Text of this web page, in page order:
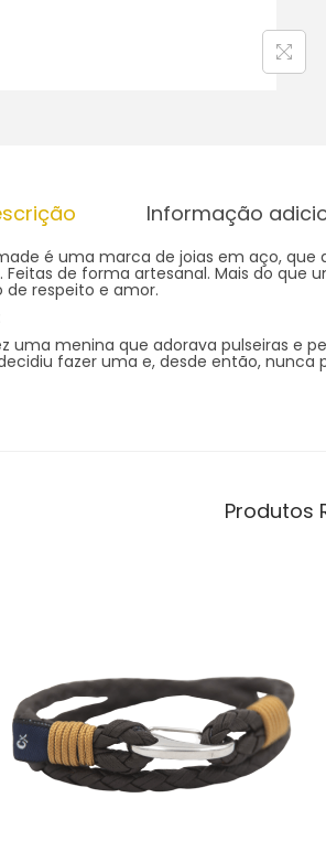
Informação
é uma marca de joias em aço,
Feitas de forma artesanal. Mais do que
de respeito e amor.
uma menina que adorava pulseiras e
fazer uma e, desde então, nunca
Produtos